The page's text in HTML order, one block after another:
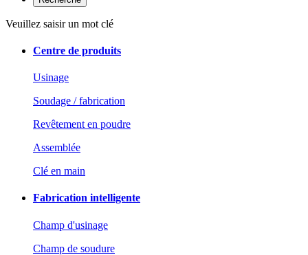
Veuillez saisir un mot clé
Centre de produits
Usinage
Soudage / fabrication
Revêtement en poudre
Assemblée
Clé en main
Fabrication intelligente
Champ d'usinage
Champ de soudure